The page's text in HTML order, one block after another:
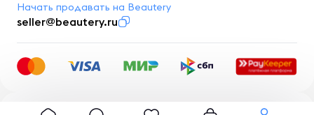
Начать продавать на Beautery
seller@beautery.ru